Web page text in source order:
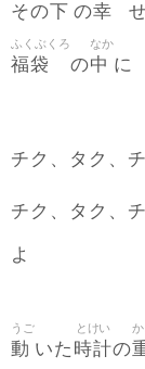
その下 の幸
福袋
ふくぶくろ
の中
なか
に
チク、タク、
チク、タク、
よ
動
うご
いた 時計
とけい
の
か